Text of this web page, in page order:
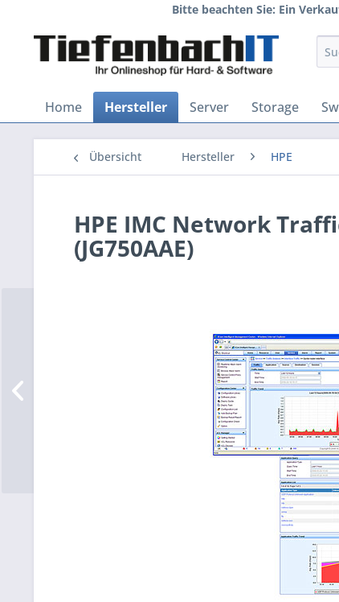
Bitte beachten Sie: Ein
Home Hersteller Server Storage
Übersicht Hersteller HPE
HPE IMC Network
(JG750AAE)